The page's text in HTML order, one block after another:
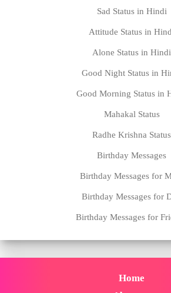
Sad Status in Hindi
Attitude Status in
Alone Status in Hindi
Good Night Status in
Good Morning Status in
Mahakal Status
Radhe Krishna Status
Birthday Messages
Birthday Messages for
Birthday Messages for
Birthday Messages for
Home